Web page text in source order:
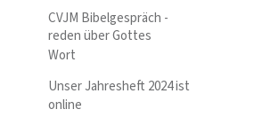
CVJM Bibelgespräch -
reden über Gottes
Wort
Unser Jahresheft 2024 ist
online